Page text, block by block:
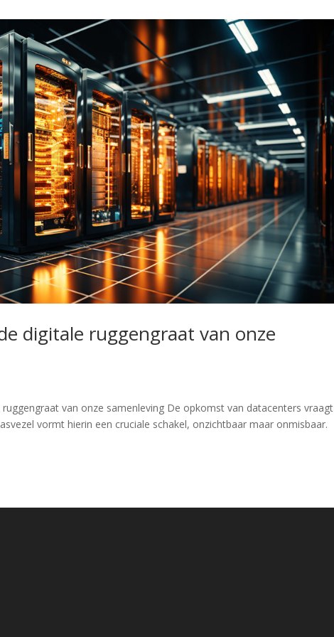
digitale ruggengraat van onze
van onze samenleving De opkomst van datacenters vraagt
vormt hierin een cruciale schakel, onzichtbaar maar onmisbaar.